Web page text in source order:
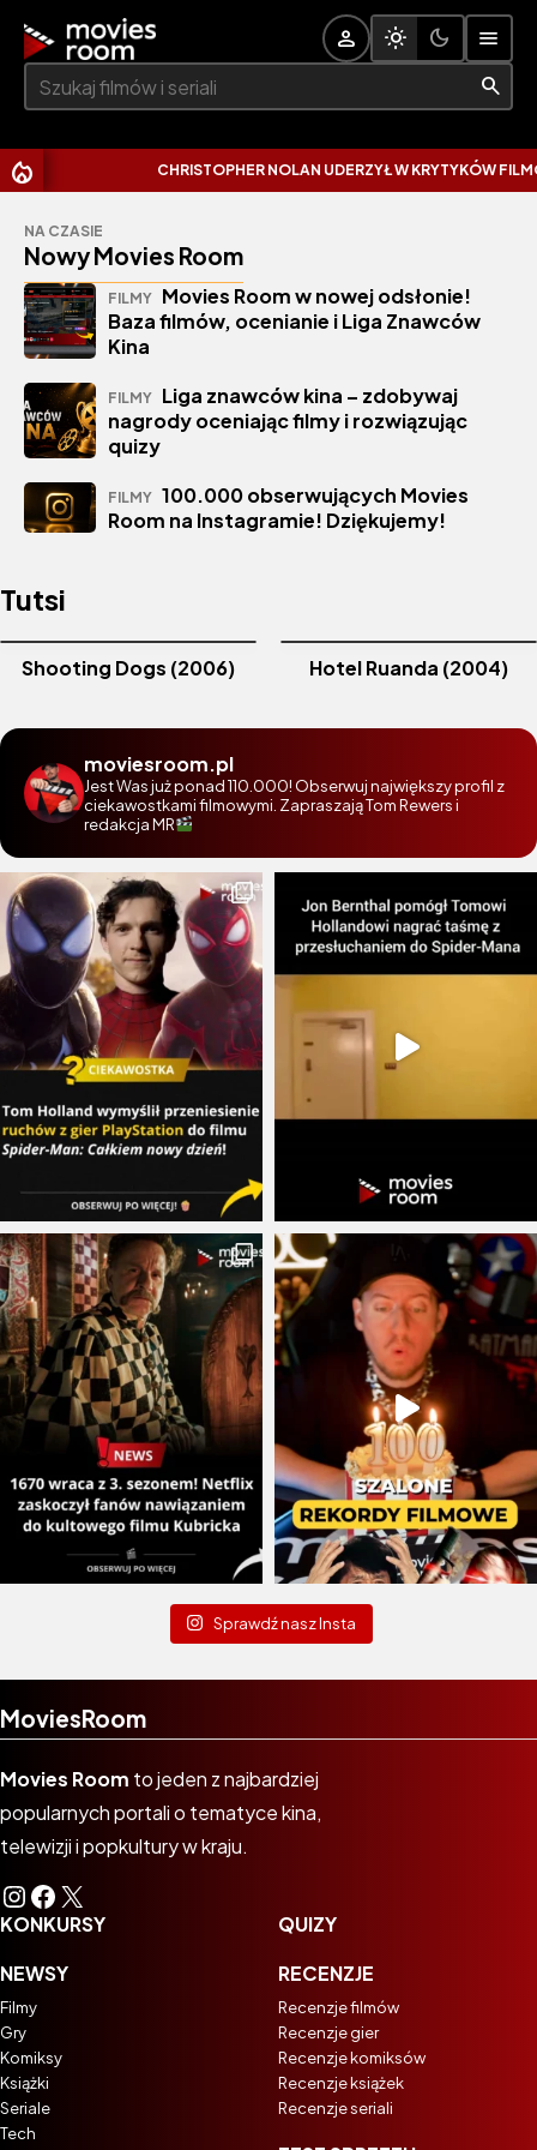
Szukaj:
CHRISTOPHER NOLAN UDERZYŁ W KRYTYKÓW
NA CZASIE
Nowy Movies Room
FILMY Movies Room w nowej odsłonie!
Baza filmów, ocenianie i Liga Znawców
Kina
FILMY Liga znawców kina – zdobywaj
nagrody oceniając filmy i rozwiązując
quizy
FILMY 100.000 obserwujących Movies
Room na Instagramie! Dziękujemy!
Tutsi
Shooting Dogs (2006) Hotel Ruanda (2004)
moviesroom.pl
Jest Was już ponad 110.000! Obserwuj największy profil z
ciekawostkami filmowymi. Zapraszają Tom Rewers i
redakcja MR
Sprawdź nasz Insta
MoviesRoom
Movies Room to jeden z najbardziej
popularnych portali o tematyce kina,
telewizji i popkultury w kraju.
Instagram
Facebook
X
KONKURSY
NEWSY
Filmy
Gry
Komiksy
Książki
Seriale
Tech
QUIZY
RECENZJE
Recenzje filmów
Recenzje gier
Recenzje komiksów
Recenzje książek
Recenzje seriali